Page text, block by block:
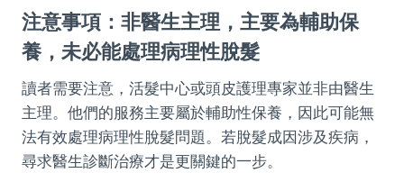
注意事項：非醫生主理，主要為輔助保
養，未必能處理病理性脫髮
讀者需要注意，活髮中心或頭皮護理專家並非由醫生
主理。他們的服務主要屬於輔助性保養，因此可能無
法有效處理病理性脫髮問題。若脫髮成因涉及疾病，
尋求醫生診斷治療才是更關鍵的一步。